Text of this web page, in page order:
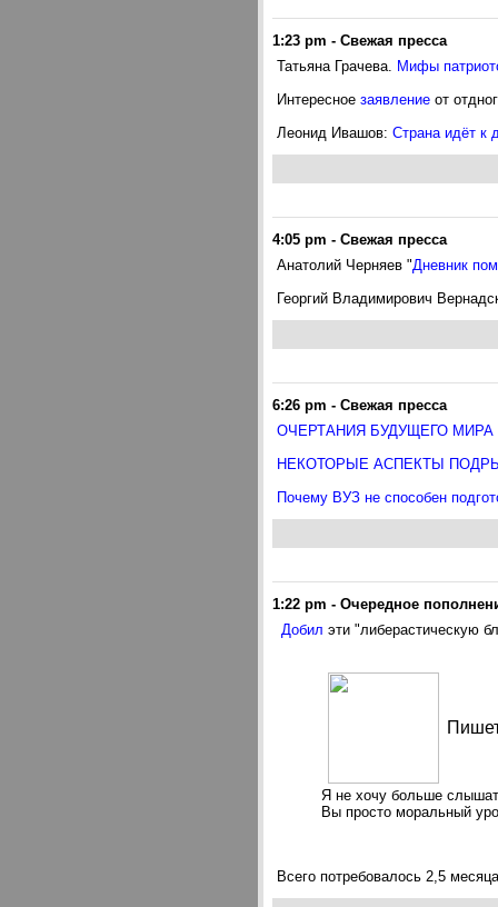
1:23 pm - Свежая пресса
Татьяна Грачева. Мифы
Интересное заявлениеот
Леонид Ивашов: Страна идёт к
4:05 pm - Свежая пресса
Анатолий Черняев "Дневник
Георгий Владимирович
6:26 pm - Свежая пресса
ОЧЕРТАНИЯ БУДУЩЕГО МИРА
НЕКОТОРЫЕ АСПЕКТЫ
Почему ВУЗ не способен
1:22 pm - Очередное
Добил эти "либерастическую
Я не хочу больше
Вы просто моральный
Всего потребовалось 2,5